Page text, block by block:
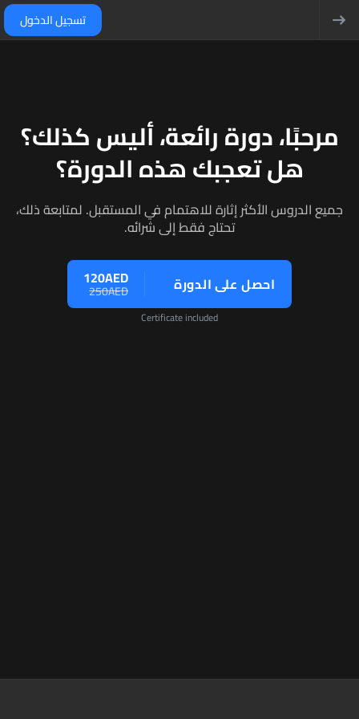
تسجيل الدخول
مرحبًا، دورة رائعة، أليس كذلك؟
هل تعجبك هذه الدورة؟
جميع الدروس الأكثر إثارة للاهتمام في المستقبل. لمتابعة ذلك،
تحتاج فقط إلى شرائه.
احصل على الدورة 120AED
250AED
Certificate included